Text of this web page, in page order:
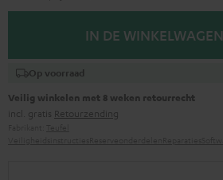
IN DE WINKELWAGEN
Op voorraad
Veilig winkelen met 8 weken retourrecht
incl. gratis Retourzending